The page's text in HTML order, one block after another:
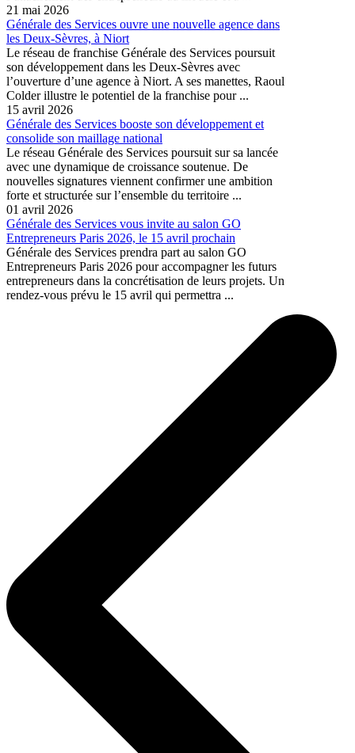
21 mai 2026
Générale des Services ouvre une nouvelle agence dans
les Deux-Sèvres, à Niort
Le réseau de franchise Générale des Services poursuit
son développement dans les Deux-Sèvres avec
l’ouverture d’une agence à Niort. A ses manettes, Raoul
Colder illustre le potentiel de la franchise pour ...
15 avril 2026
Générale des Services booste son développement et
consolide son maillage national
Le réseau Générale des Services poursuit sur sa lancée
avec une dynamique de croissance soutenue. De
nouvelles signatures viennent confirmer une ambition
forte et structurée sur l’ensemble du territoire ...
01 avril 2026
Générale des Services vous invite au salon GO
Entrepreneurs Paris 2026, le 15 avril prochain
Générale des Services prendra part au salon GO
Entrepreneurs Paris 2026 pour accompagner les futurs
entrepreneurs dans la concrétisation de leurs projets. Un
rendez-vous prévu le 15 avril qui permettra ...